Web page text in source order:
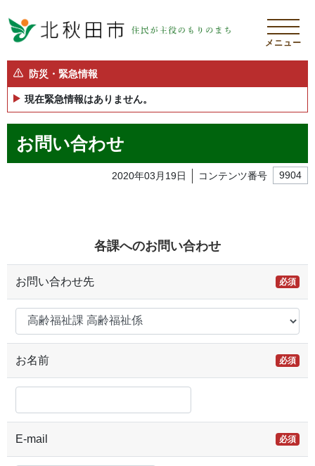
メニュー
防災・緊急情報
現在緊急情報はありません。
お問い合わせ
2020年03月19日 コンテンツ番号 9904
各課へのお問い合わせ
お問い合わせ先 必須
お名前 必須
E-mail 必須